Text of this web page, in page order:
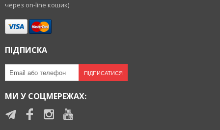
через on-line кошик)
ПІДПИСКА
ПІДПИСАТИСЯ
МИ У СОЦМЕРЕЖАХ: